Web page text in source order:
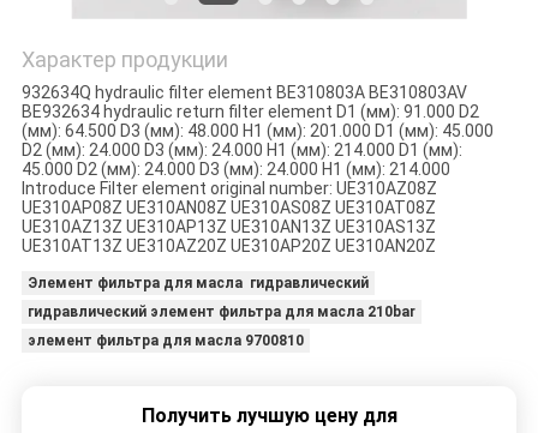
Характер продукции
932634Q hydraulic filter element BE310803A BE310803AV
BE932634 hydraulic return filter element D1 (мм): 91.000 D2
(мм): 64.500 D3 (мм): 48.000 H1 (мм): 201.000 D1 (мм): 45.000
D2 (мм): 24.000 D3 (мм): 24.000 H1 (мм): 214.000 D1 (мм):
45.000 D2 (мм): 24.000 D3 (мм): 24.000 H1 (мм): 214.000
Introduce Filter element original number: UE310AZ08Z
UE310AP08Z UE310AN08Z UE310AS08Z UE310AT08Z
UE310AZ13Z UE310AP13Z UE310AN13Z UE310AS13Z
UE310AT13Z UE310AZ20Z UE310AP20Z UE310AN20Z
Элемент фильтра для масла гидравлический
гидравлический элемент фильтра для масла 210bar
элемент фильтра для масла 9700810
Получить лучшую цену для